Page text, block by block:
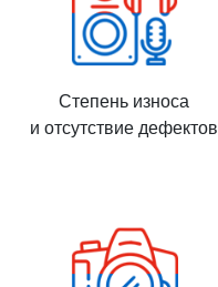
Степень износа
и отсутствие дефектов